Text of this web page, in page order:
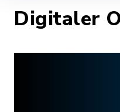
Digitaler